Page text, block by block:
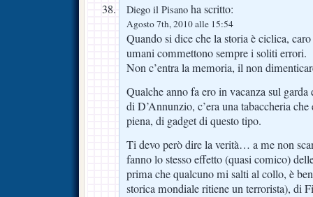
Diego il Pisano ha scritto:
Agosto 7th, 2010 alle 15:54
Quando si dice che la storia è ciclica,
umani commettono sempre i soliti errori.
Non c’entra la memoria, il non
Qualche anno fa ero in vacanza sul
di D’Annunzio, c’era una tabaccheria
piena, di gadget di questo tipo.
Ti devo però dire la verità… a me non
fanno lo stesso effetto (quasi comico)
prima che qualcuno mi salti al collo, è
storica mondiale ritiene un terrorista), di